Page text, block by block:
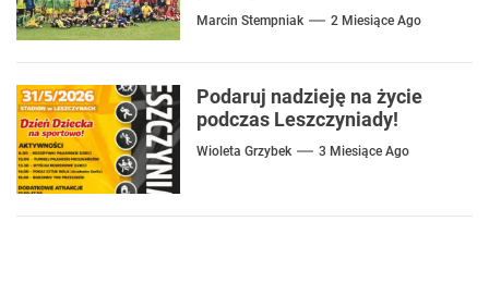
Marcin Stempniak 2 Miesiące Ago
Podaruj nadzieję na życie
podczas Leszczyniady!
Wioleta Grzybek 3 Miesiące Ago